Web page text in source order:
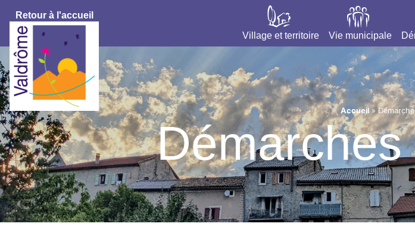
Retour à l'accueil
Village et territoire
Vie municipale
Accueil»